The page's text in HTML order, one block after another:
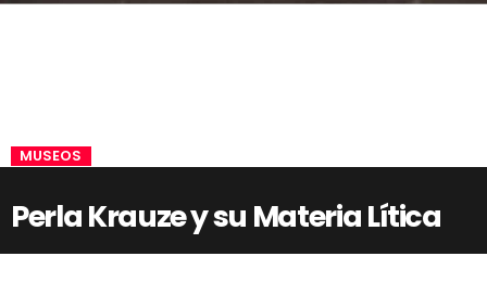
MUSEOS
Perla Krauze y su Materia Lítica